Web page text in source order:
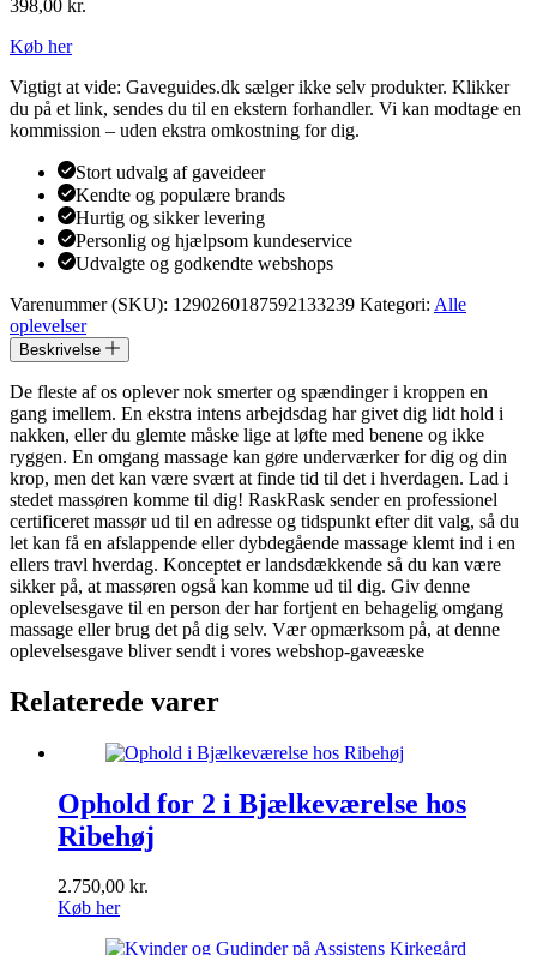
398,00 kr.
Køb her
Vigtigt at vide: Gaveguides.dk sælger ikke selv produkter. Klikker
du på et link, sendes du til en ekstern forhandler. Vi kan modtage en
kommission – uden ekstra omkostning for dig.
Stort udvalg af gaveideer
Kendte og populære brands
Hurtig og sikker levering
Personlig og hjælpsom kundeservice
Udvalgte og godkendte webshops
Varenummer (SKU): 1290260187592133239 Kategori: Alle
oplevelser
Beskrivelse
De fleste af os oplever nok smerter og spændinger i kroppen en
gang imellem. En ekstra intens arbejdsdag har givet dig lidt hold i
nakken, eller du glemte måske lige at løfte med benene og ikke
ryggen. En omgang massage kan gøre underværker for dig og din
krop, men det kan være svært at finde tid til det i hverdagen. Lad i
stedet massøren komme til dig! RaskRask sender en professionel
certificeret massør ud til en adresse og tidspunkt efter dit valg, så du
let kan få en afslappende eller dybdegående massage klemt ind i en
ellers travl hverdag. Konceptet er landsdækkende så du kan være
sikker på, at massøren også kan komme ud til dig. Giv denne
oplevelsesgave til en person der har fortjent en behagelig omgang
massage eller brug det på dig selv. Vær opmærksom på, at denne
oplevelsesgave bliver sendt i vores webshop-gaveæske
Relaterede varer
Ophold for 2 i Bjælkeværelse hos
Ribehøj
2.750,00 kr.
Køb her